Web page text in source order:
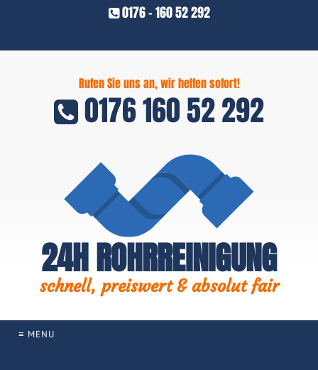
0176 - 160 52 292
Rufen Sie uns an, wir helfen sofort!
0176 160 52 292
24H ROHRREINIGUNG
schnell, preiswert & absolut fair
≡ MENU